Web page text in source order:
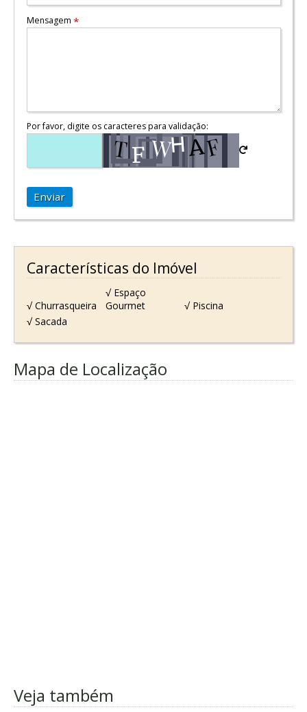
Mensagem *
Por favor, digite os caracteres para validação:
Enviar
Características do Imóvel
√ Churrasqueira
√ Espaço
Gourmet
√ Piscina
√ Sacada
Mapa de Localização
Veja também